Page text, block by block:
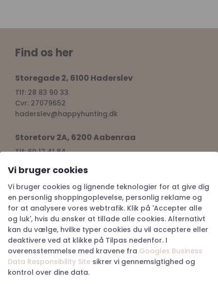
Find os her
Storegade 2, 6100 Haderslev
Tlf: 28 83 90 33
Cvr: 27079652
haderslev@happyhunting.dk
Storetorv 2A, 6200 Aabenraa
Tlf: 60 17 41 84
aabenraa@happyhunting.dk
Kundeservice
Om Happy Hunting
Handelsbetingelser
Returnering
Privatlivspolitik
Køb returlabel
Digital fortrydelsesformular
Vi bruger cookies
Vi bruger cookies og lignende teknologier for at give dig
en personlig shoppingoplevelse, personlig reklame og
for at analysere vores webtrafik. Klik på 'Accepter alle
og luk', hvis du ønsker at tillade alle cookies. Alternativt
kan du vælge, hvilke typer cookies du vil acceptere eller
deaktivere ved at klikke på Tilpas nedenfor. I
overensstemmelse med kravene fra Googles Business
Data Responsibility Site sikrer vi gennemsigtighed og
kontrol over dine data.